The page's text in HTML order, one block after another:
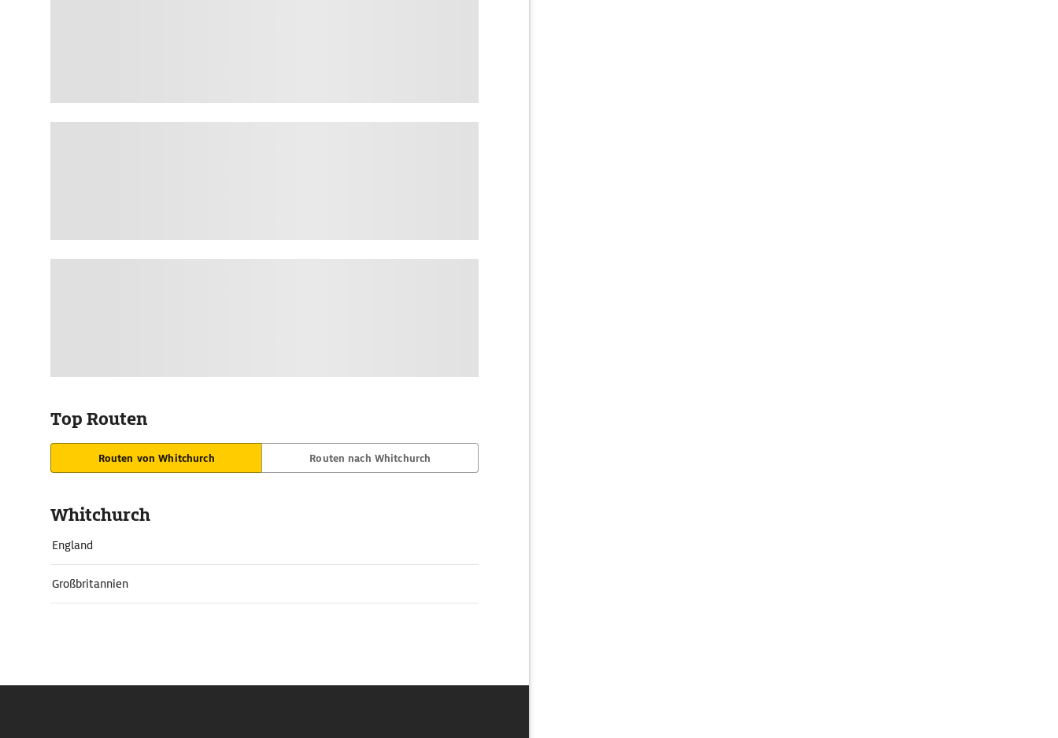
Top Routen
Routen von Whitchurch Routen nach Whitchurch
Whitchurch
England
Großbritannien